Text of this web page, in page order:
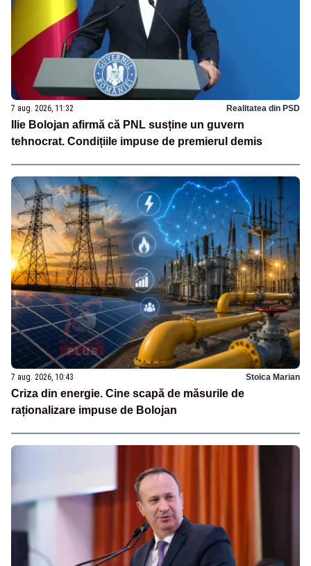
7 aug. 2026, 11:32 Realitatea din PSD
Ilie Bolojan afirmă că PNL susține un guvern
tehnocrat. Condițiile impuse de premierul demis
7 aug. 2026, 10:43 Stoica Marian
Criza din energie. Cine scapă de măsurile de
raționalizare impuse de Bolojan